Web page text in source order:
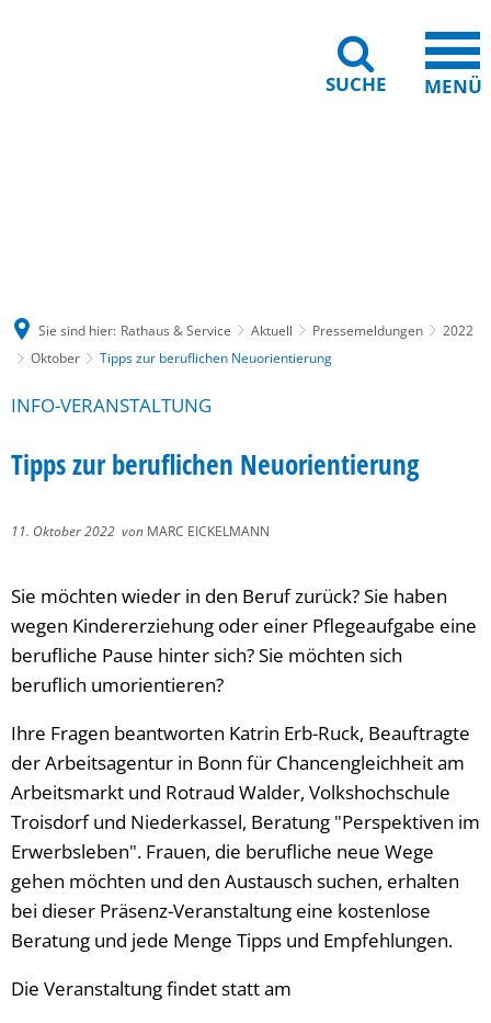
SUCHE MENÜ
Sie sind hier: Rathaus & Service Aktuell Pressemeldungen
2022
Oktober
Tipps zur beruflichen Neuorientierung
INFO-VERANSTALTUNG
Tipps zur beruflichen Neuorientierung
11. Oktober 2022 von MARC EICKELMANN
Sie möchten wieder in den Beruf zurück? Sie haben
wegen Kindererziehung oder einer Pflegeaufgabe eine
berufliche Pause hinter sich? Sie möchten sich
beruflich umorientieren?
Ihre Fragen beantworten Katrin Erb-Ruck, Beauftragte
der Arbeitsagentur in Bonn für Chancengleichheit am
Arbeitsmarkt und Rotraud Walder, Volkshochschule
Troisdorf und Niederkassel, Beratung "Perspektiven im
Erwerbsleben". Frauen, die berufliche neue Wege
gehen möchten und den Austausch suchen, erhalten
bei dieser Präsenz-Veranstaltung eine kostenlose
Beratung und jede Menge Tipps und Empfehlungen.
Die Veranstaltung findet statt am